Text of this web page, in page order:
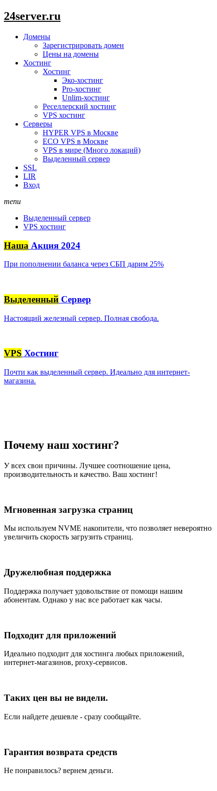
24server.ru
Домены
Зарегистрировать домен
Цены на домены
Хостинг
Хостинг
Эко-хостинг
Pro-хостинг
Unlim-хостинг
Реселлерский хостинг
VPS хостинг
Серверы
HYPER VPS в Москве
ECO VPS в Москве
VPS в мире (Много локаций)
Выделенный сервер
SSL
LIR
Вход
menu
Выделенный сервер
VPS хостинг
Наша Акция 2024
При пополнении баланса через СБП дарим 25%
Выделенный Сервер
Настоящий железный сервер. Полная свобода.
VPS Хостинг
Почти как выделенный сервер. Идеально для интернет-
магазина.
Почему наш хостинг?
У всех свои причины. Лучшее соотношение цена,
производительность и качество. Ваш хостинг!
Мгновенная загрузка страниц
Мы используем NVME накопители, что позволяет невероятно
увеличить скорость загрузить страниц.
Дружелюбная поддержка
Поддержка получает удовольствие от помощи нашим
абонентам. Однако у нас все работает как часы.
Подходит для приложений
Идеально подходит для хостинга любых приложений,
интернет-магазинов, proxy-сервисов.
Таких цен вы не видели.
Если найдете дешевле - сразу сообщайте.
Гарантия возврата средств
Не понравилось? вернем деньги.